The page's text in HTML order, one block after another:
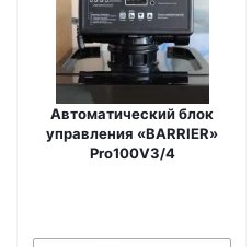
Автоматический блок
управления «BARRIER»
Pro100V3/4